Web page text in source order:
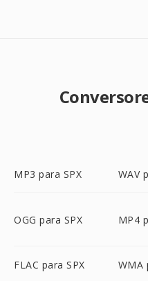
MP3 para SPX WAV
OGG para SPX MP4
FLAC para SPX WMA